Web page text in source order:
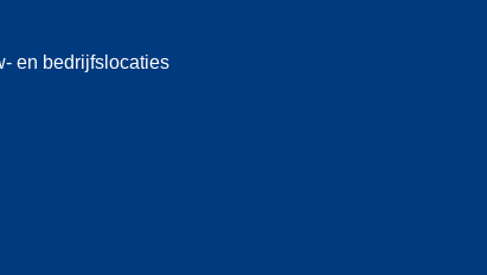
en bedrijfslocaties